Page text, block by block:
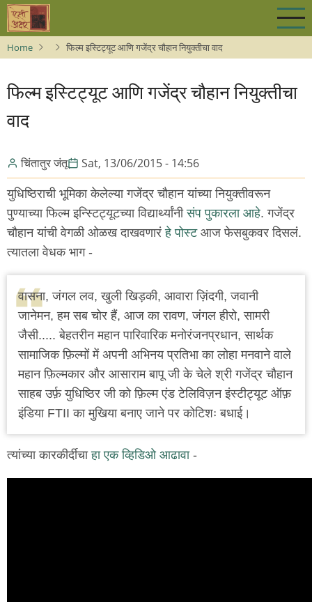
Skip
main
content
Home फिल्म इस्टिट्यूट आणि गजेंद्र चौहान नियुक्तीचा वाद
फिल्म इस्टिट्यूट आणि गजेंद्र चौहान नियुक्तीचा
वाद
चिंतातुर जंतू Sat, 13/06/2015 - 14:56
युधिष्ठिराची भूमिका केलेल्या गजेंद्र चौहान यांच्या नियुक्तीवरून
पुण्याच्या फिल्म इन्स्टिट्यूटच्या विद्यार्थ्यांनीसंप पुकारला आहे. गजेंद्र
चौहान यांची वेगळी ओळख दाखवणारंहे पोस्टआज फेसबुकवर दिसलं.
त्यातला वेधक भाग -
वासना, जंगल लव, खुली खिड़की, आवारा ज़िंदगी, जवानी
जानेमन, हम सब चोर हैं, आज का रावण, जंगल हीरो, सामरी
जैसी..... बेहतरीन महान पारिवारिक मनोरंजनप्रधान, सार्थक
सामाजिक फ़िल्मों में अपनी अभिनय प्रतिभा का लोहा मनवाने वाले
महान फ़िल्मकार और आसाराम बापू जी के चेले श्री गजेंद्र चौहान
साहब उर्फ़ युधिष्ठिर जी को फ़िल्म एंड टेलिविज़न इंस्टीट्यूट ऑफ़
इंडिया FTII का मुखिया बनाए जाने पर कोटिशः बधाई।
त्यांच्या कारकीर्दीचाहा एक व्हिडिओ आढावा-